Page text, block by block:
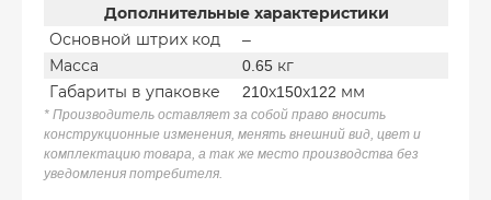
Дополнительные характеристики
Основной штрих код
–
Масса
0.65 кг
Габариты в упаковке
210х150х122 мм
* Производитель оставляет за собой право вносить
конструкционные изменения, менять внешний вид, цвет и
комплектацию товара, а так же место производства без
уведомления потребителя.